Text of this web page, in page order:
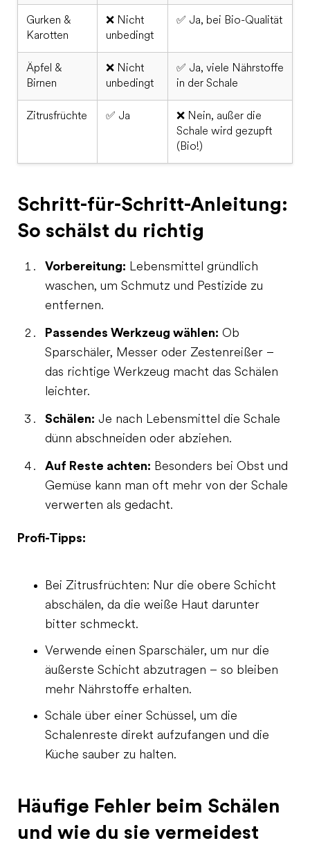
Gurken &
Karotten
❌ Nicht
unbedingt
✅ Ja, bei Bio-Qualität
Äpfel &
Birnen
❌ Nicht
unbedingt
✅ Ja, viele Nährstoffe
in der Schale
Zitrusfrüchte ✅ Ja
❌ Nein, außer die
Schale wird gezupft
(Bio!)
Schritt-für-Schritt-Anleitung:
So schälst du richtig
Vorbereitung: Lebensmittel gründlich
waschen, um Schmutz und Pestizide zu
entfernen.
Passendes Werkzeug wählen: Ob
Sparschäler, Messer oder Zestenreißer –
das richtige Werkzeug macht das Schälen
leichter.
Schälen: Je nach Lebensmittel die Schale
dünn abschneiden oder abziehen.
Auf Reste achten: Besonders bei Obst und
Gemüse kann man oft mehr von der Schale
verwerten als gedacht.
Profi-Tipps:
Bei Zitrusfrüchten: Nur die obere Schicht
abschälen, da die weiße Haut darunter
bitter schmeckt.
Verwende einen Sparschäler, um nur die
äußerste Schicht abzutragen – so bleiben
mehr Nährstoffe erhalten.
Schäle über einer Schüssel, um die
Schalenreste direkt aufzufangen und die
Küche sauber zu halten.
Häufige Fehler beim Schälen
und wie du sie vermeidest